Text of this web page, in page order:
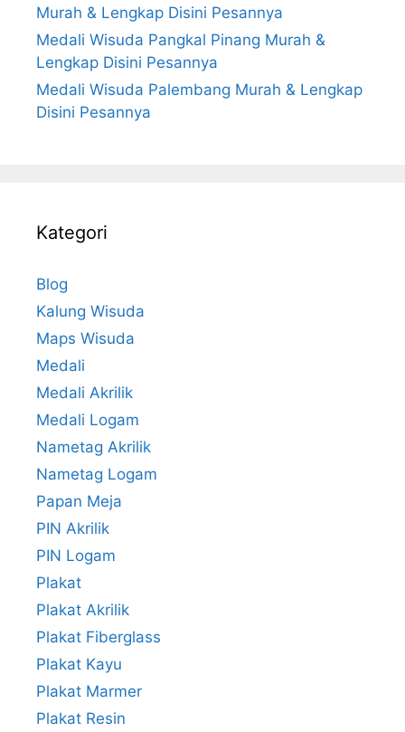
Murah & Lengkap Disini Pesannya
Medali Wisuda Pangkal Pinang Murah &
Lengkap Disini Pesannya
Medali Wisuda Palembang Murah & Lengkap
Disini Pesannya
Kategori
Blog
Kalung Wisuda
Maps Wisuda
Medali
Medali Akrilik
Medali Logam
Nametag Akrilik
Nametag Logam
Papan Meja
PIN Akrilik
PIN Logam
Plakat
Plakat Akrilik
Plakat Fiberglass
Plakat Kayu
Plakat Marmer
Plakat Resin